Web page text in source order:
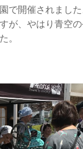
で開催されまし
が、やはり青空
。